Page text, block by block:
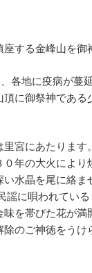
する金峰山を御
各地に疫病が蔓
に御祭神であ
宮にあたりま
０年の大火によ
水晶を尾に絡
謡に唄われてい
を帯びた花が
のご神徳をう